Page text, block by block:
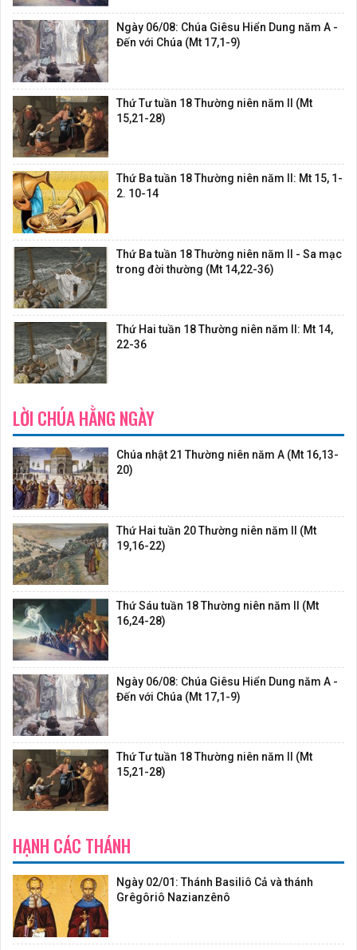
Ngày 06/08: Chúa Giêsu Hiển Dung năm A -
Đến với Chúa (Mt 17,1-9)
Thứ Tư tuần 18 Thường niên năm II (Mt
15,21-28)
Thứ Ba tuần 18 Thường niên năm II: Mt 15, 1-
2. 10-14
Thứ Ba tuần 18 Thường niên năm II - Sa mạc
trong đời thường (Mt 14,22-36)
Thứ Hai tuần 18 Thường niên năm II: Mt 14,
22-36
LỜI CHÚA HẰNG NGÀY
Chúa nhật 21 Thường niên năm A (Mt 16,13-
20)
Thứ Hai tuần 20 Thường niên năm II (Mt
19,16-22)
Thứ Sáu tuần 18 Thường niên năm II (Mt
16,24-28)
Ngày 06/08: Chúa Giêsu Hiển Dung năm A -
Đến với Chúa (Mt 17,1-9)
Thứ Tư tuần 18 Thường niên năm II (Mt
15,21-28)
HẠNH CÁC THÁNH
Ngày 02/01: Thánh Basiliô Cả và thánh
Grêgôriô Nazianzênô